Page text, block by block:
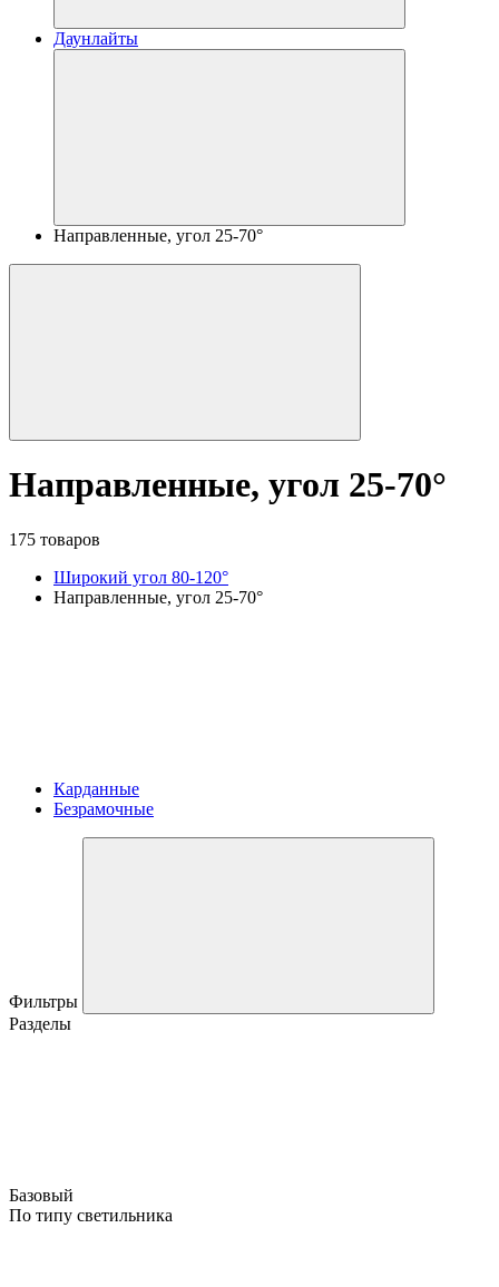
Даунлайты
Направленные, угол 25-70°
Направленные, угол 25-70°
175 товаров
Широкий угол 80-120°
Направленные, угол 25-70°
Карданные
Безрамочные
Фильтры
Разделы
Базовый
По типу светильника